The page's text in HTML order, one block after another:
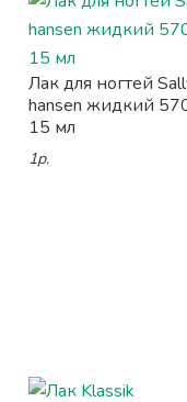
Лак для ногтей
hansen жидкий
15 мл
1р.